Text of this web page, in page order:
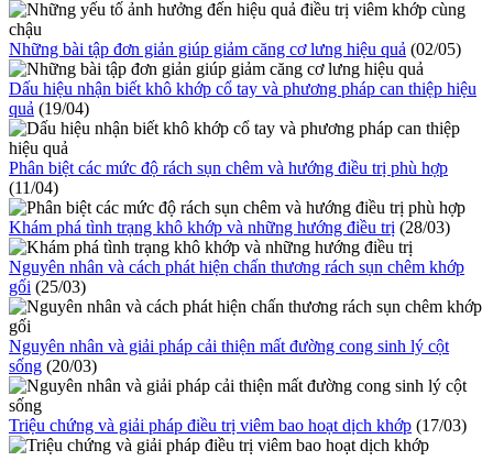
Những bài tập đơn giản giúp giảm căng cơ lưng hiệu quả (02/05)
Dấu hiệu nhận biết khô khớp cổ tay và phương pháp can thiệp hiệu
quả (19/04)
Phân biệt các mức độ rách sụn chêm và hướng điều trị phù hợp
(11/04)
Khám phá tình trạng khô khớp và những hướng điều trị (28/03)
Nguyên nhân và cách phát hiện chấn thương rách sụn chêm khớp
gối (25/03)
Nguyên nhân và giải pháp cải thiện mất đường cong sinh lý cột
sống (20/03)
Triệu chứng và giải pháp điều trị viêm bao hoạt dịch khớp (17/03)